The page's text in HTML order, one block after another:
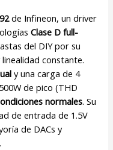
de Infineon, un driver
Clase D full-
del DIY por su
constante.
y una carga de 4
de pico (THD
normales. Su
de entrada de 1.5V
de DACs y